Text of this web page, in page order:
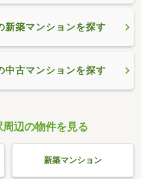
新築マンションを探す
中古マンションを探す
辺の物件を見る
新築マンション